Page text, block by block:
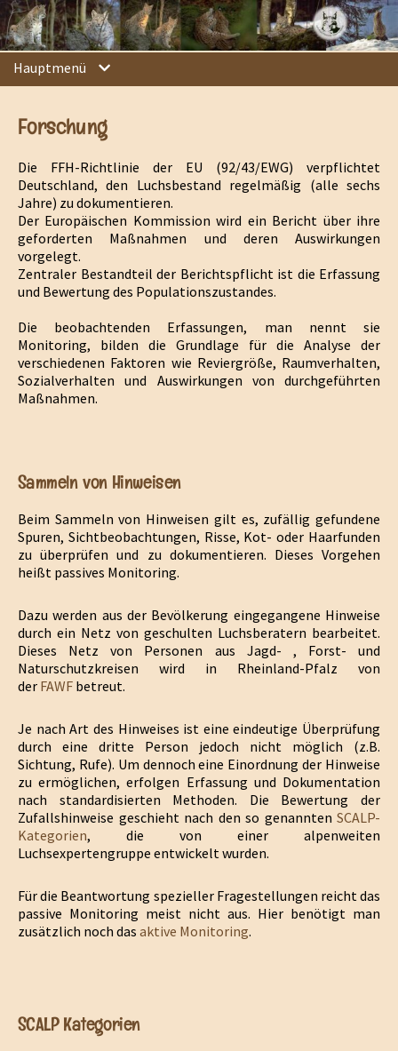
Hauptmenü
Forschung
Die FFH-Richtlinie der EU (92/43/EWG) verpflichtet
Deutschland, den Luchsbestand regelmäßig (alle sechs
Jahre) zu dokumentieren.
Der Europäischen Kommission wird ein Bericht über ihre
geforderten Maßnahmen und deren Auswirkungen
vorgelegt.
Zentraler Bestandteil der Berichtspflicht ist die Erfassung
und Bewertung des Populationszustandes.
Die beobachtenden Erfassungen, man nennt sie
Monitoring, bilden die Grundlage für die Analyse der
verschiedenen Faktoren wie Reviergröße, Raumverhalten,
Sozialverhalten und Auswirkungen von durchgeführten
Maßnahmen.
Sammeln von Hinweisen
Beim Sammeln von Hinweisen gilt es, zufällig gefundene
Spuren, Sichtbeobachtungen, Risse, Kot- oder Haarfunden
zu überprüfen und zu dokumentieren. Dieses Vorgehen
heißt passives Monitoring.
Dazu werden aus der Bevölkerung eingegangene Hinweise
durch ein Netz von geschulten Luchsberatern bearbeitet.
Dieses Netz von Personen aus Jagd- , Forst- und
Naturschutzkreisen wird in Rheinland-Pfalz von
der FAWF betreut.
Je nach Art des Hinweises ist eine eindeutige Überprüfung
durch eine dritte Person jedoch nicht möglich (z.B.
Sichtung, Rufe). Um dennoch eine Einordnung der Hinweise
zu ermöglichen, erfolgen Erfassung und Dokumentation
nach standardisierten Methoden. Die Bewertung der
Zufallshinweise geschieht nach den so genannten SCALP-
Kategorien, die von einer alpenweiten
Luchsexpertengruppe entwickelt wurden.
Für die Beantwortung spezieller Fragestellungen reicht das
passive Monitoring meist nicht aus. Hier benötigt man
zusätzlich noch das aktive Monitoring.
SCALP Kategorien